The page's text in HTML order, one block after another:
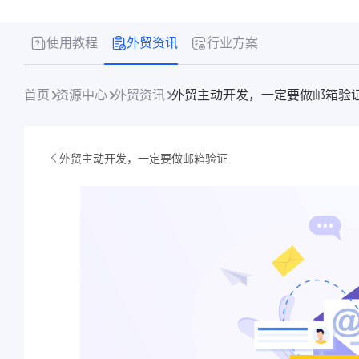
使用教程 外贸资讯 行业方案
首页 资源中心 外贸资讯 外贸主动开发，一定要做邮箱验
外贸主动开发，一定要做邮箱验证​